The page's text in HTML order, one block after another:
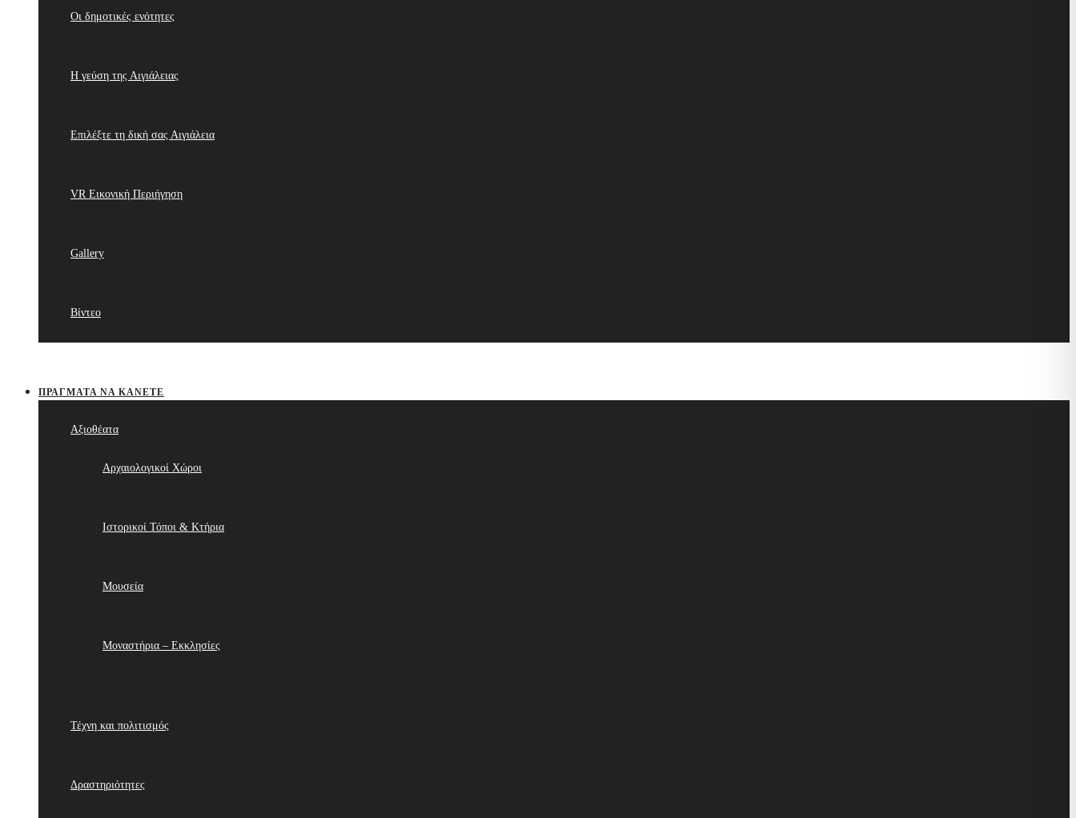
Οι δημοτικές ενότητες
Η γεύση της Αιγιάλειας
Επιλέξτε τη δική σας Αιγιάλεια
VR Εικονική Περιήγηση
Gallery
Βίντεο
ΠΡΆΓΜΑΤΑ ΝΑ ΚΆΝΕΤΕ
Αξιοθέατα
Αρχαιολογικοί Χώροι
Ιστορικοί Τόποι & Κτήρια
Μουσεία
Μοναστήρια – Εκκλησίες
Τέχνη και πολιτισμός
Δραστηριότητες